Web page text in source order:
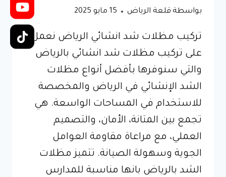
بواسطة قلعة الرياض 15 مايو 2025
تركيب مظلات شد انشائي الرياض نعمل
على تركيب مظلات شد انشائي بالرياض
والتي سنوفرها بأفضل أنواع مظلات
الشد الإنشائي في الرياض والمخصصة
للاستخدام في المساحات الواسعة. هي
تجمع بين المتانة، الأمان، والتصميم
العملي، مع مراعاة مقاومة العوامل
الجوية وسهولة الصيانة. تتميز مظلات
الشد بالرياض بانها مناسبة للمدارس